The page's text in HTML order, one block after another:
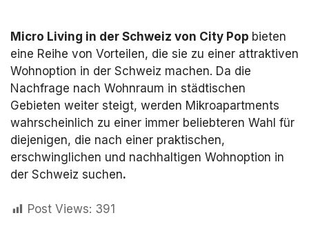
Micro Living in der Schweiz von City Pop bieten
eine Reihe von Vorteilen, die sie zu einer attraktiven
Wohnoption in der Schweiz machen. Da die
Nachfrage nach Wohnraum in städtischen
Gebieten weiter steigt, werden Mikroapartments
wahrscheinlich zu einer immer beliebteren Wahl für
diejenigen, die nach einer praktischen,
erschwinglichen und nachhaltigen Wohnoption in
der Schweiz suchen.
Post Views: 391